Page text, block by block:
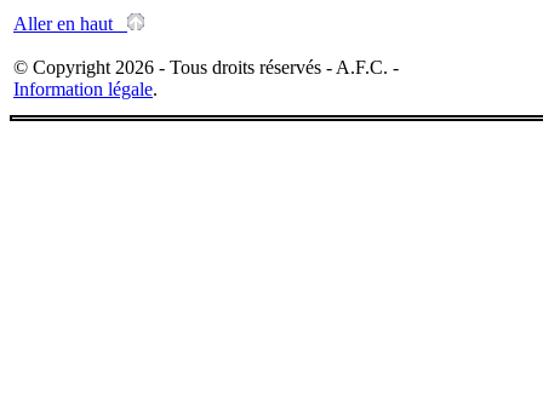
Aller en haut
© Copyright 2026 - Tous droits réservés - A.F.C. -
Information légale.